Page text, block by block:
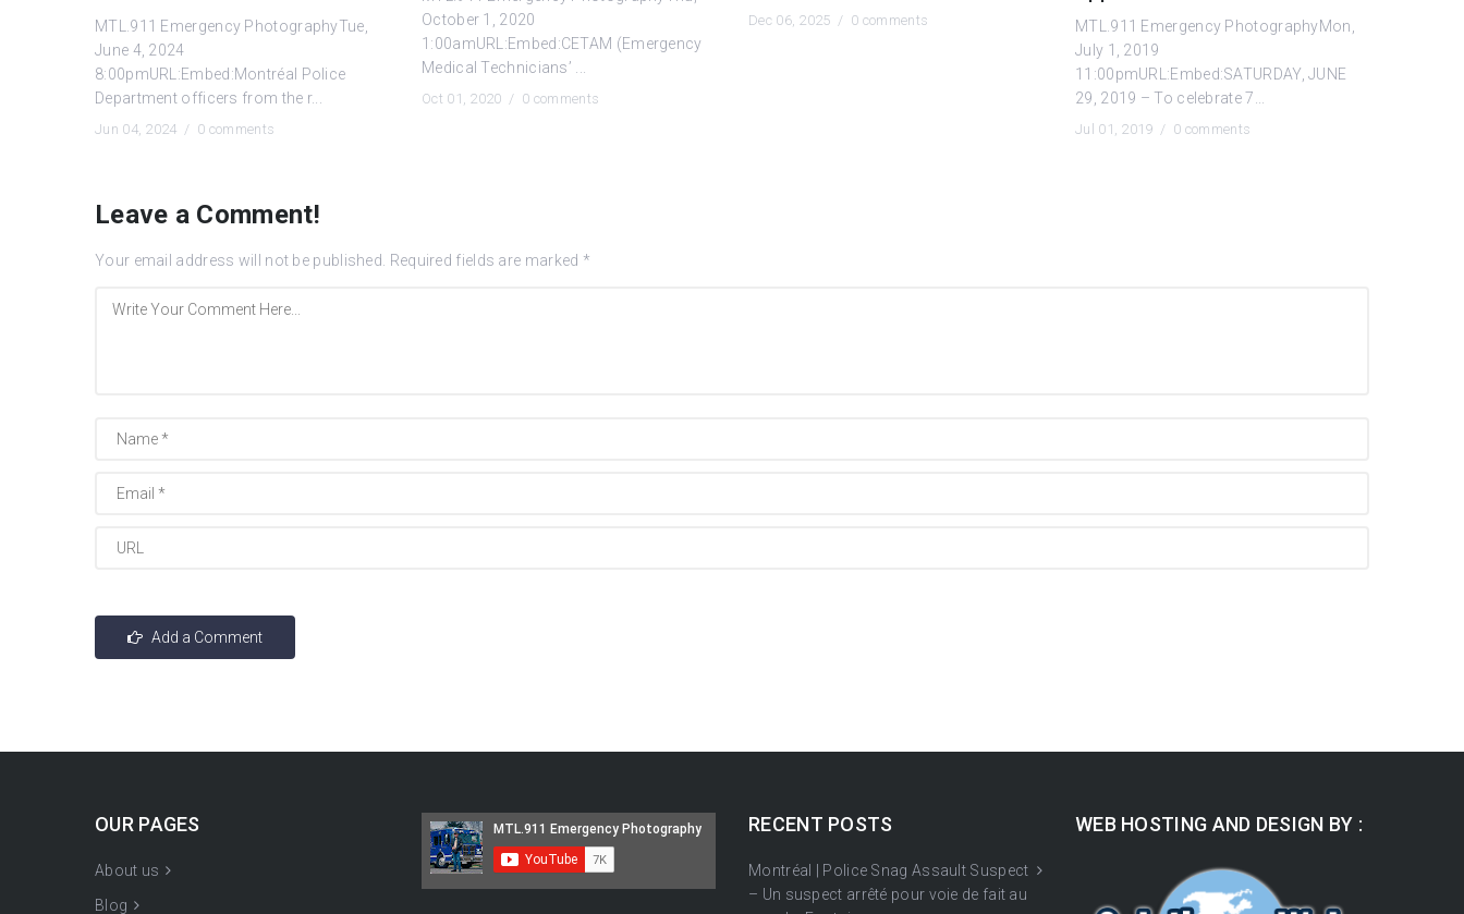
MTL.911 Emergency PhotographyTue,
June 4, 2024
8:00pmURL:Embed:Montréal Police
Department officers from the r...
Jun 04, 2024 / 0 comments
October 1, 2020
1:00amURL:Embed:CETAM (Emergency
Medical Technicians’ ...
Oct 01, 2020 / 0 comments
Dec 06, 2025 / 0 comments
MTL.911 Emergency PhotographyMon,
July 1, 2019
11:00pmURL:Embed:SATURDAY, JUNE
29, 2019 – To celebrate 7...
Jul 01, 2019 / 0 comments
Leave a Comment!
Your email address will not be published. Required fields are marked *
OUR PAGES
About us
Blog
RECENT POSTS
Montréal | Police Snag Assault Suspect
– Un suspect arrêté pour voie de fait au
WEB HOSTING AND DESIGN BY :